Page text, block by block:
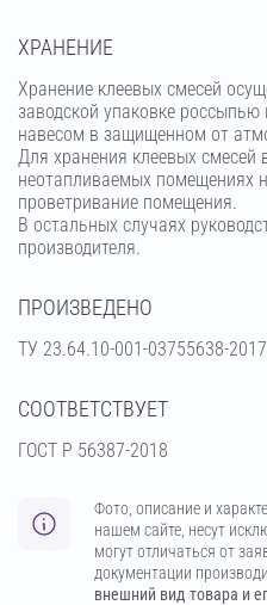
ХРАНЕНИЕ
Хранение клеевых смесей
заводской упаковке россыпью
навесом в защищенном от
Для хранения клеевых смесей
неотапливаемых помещениях
проветривание помещения.
В остальных случаях
производителя.
ПРОИЗВЕДЕНО
ТУ 23.64.10-001-03755638-2017
СООТВЕТСТВУЕТ
ГОСТ Р 56387-2018
Фото, описание и
нашем сайте, несут
могут отличаться от
документации
внешний вид товара и